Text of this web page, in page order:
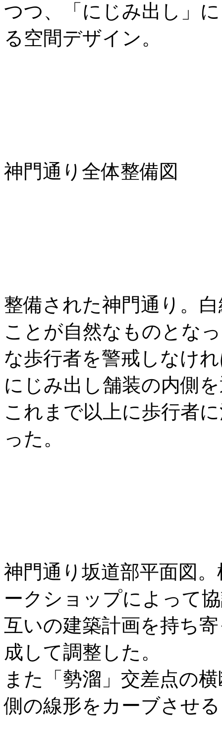
つつ、「にじみ出し」
る空間デザイン。
神門通り全体整備図
整備された神門通り。
ことが自然なものとな
な歩行者を警戒しなけ
にじみ出し舗装の内側
これまで以上に歩行者
った。
神門通り坂道部平面図
ークショップによって
互いの建築計画を持ち
成して調整した。
また「勢溜」交差点の
側の線形をカーブさせ